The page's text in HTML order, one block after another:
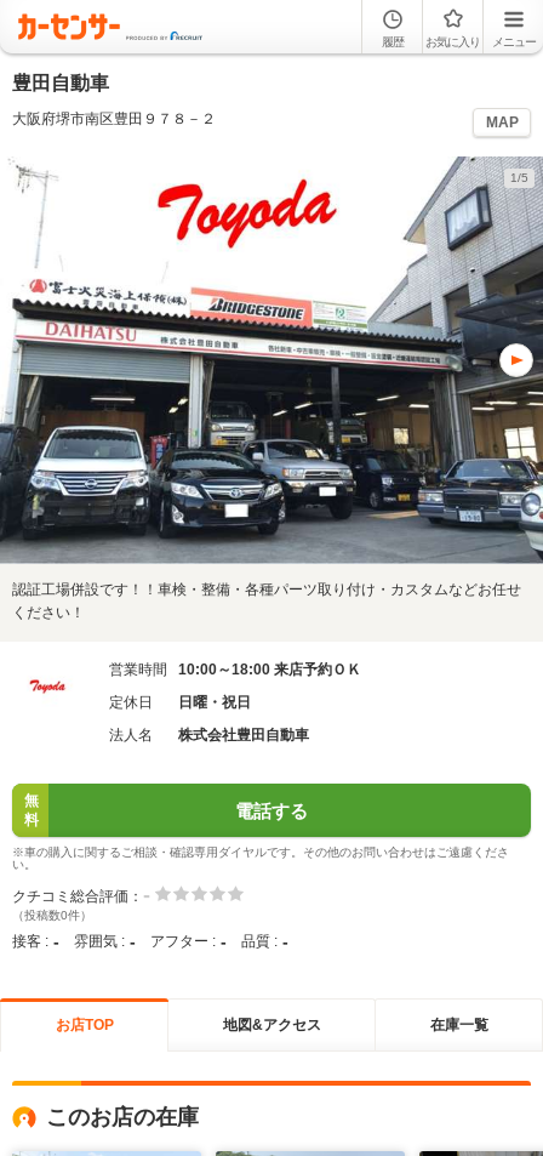
履歴 お気に入り メニュー
豊田自動車
大阪府堺市南区豊田９７８－２ MAP
1/5
認証工場併設です！！車検・整備・各種パーツ取り付け・カスタムなどお任せ
ください！
営業時間
10:00～18:00 来店予約ＯＫ
定休日
日曜・祝日
法人名
株式会社豊田自動車
無
料
電話する
※車の購入に関するご相談・確認専用ダイヤルです。その他のお問い合わせはご遠慮くださ
い。
クチコミ総合評価： -
（投稿数0件）
接客 : - 雰囲気 : - アフター : - 品質 : -
お店TOP 地図&アクセス 在庫一覧
このお店の在庫